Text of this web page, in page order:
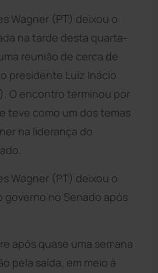
Wagner (PT) deixou o
na tarde desta quarta-
reunião de cerca de
presidente Luiz Inácio
O encontro terminou por
teve como um dos temas
na liderança do
Wagner (PT) deixou o
governo no Senado após
após quase uma semana
pela saída, em meio à